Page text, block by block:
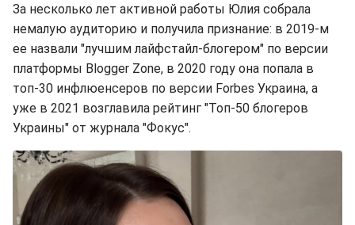
За несколько лет активной работы Юлия собрала
немалую аудиторию и получила признание: в 2019-м
ее назвали "лучшим лайфстайл-блогером" по версии
платформы Blogger Zone, в 2020 году она попала в
топ-30 инфлюенсеров по версии Forbes Украина, а
уже в 2021 возглавила рейтинг "Топ-50 блогеров
Украины" от журнала "Фокус".